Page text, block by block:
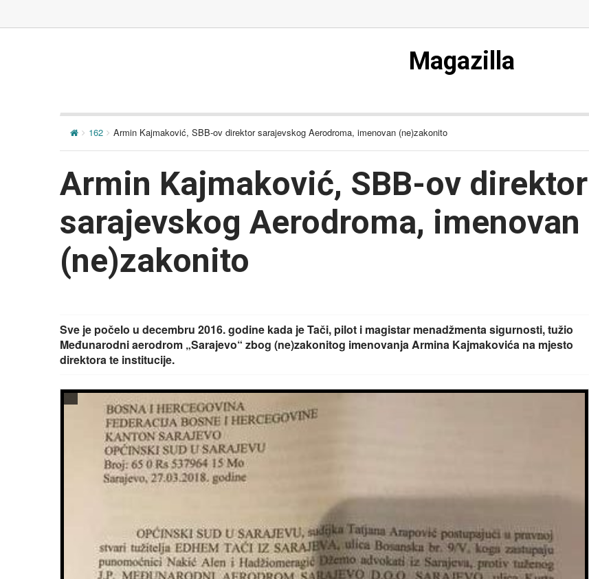
Magazilla
162 Armin Kajmaković, SBB-ov direktor sarajevskog Aerodroma, imenovan (ne)zakonito
Armin Kajmaković, SBB-ov direktor
sarajevskog Aerodroma, imenovan
(ne)zakonito
Sve je počelo u decembru 2016. godine kada je Tači, pilot i magistar menadžmenta sigurnosti, tužio
Međunarodni aerodrom „Sarajevo“ zbog (ne)zakonitog imenovanja Armina Kajmakovića na mjesto
direktora te institucije.